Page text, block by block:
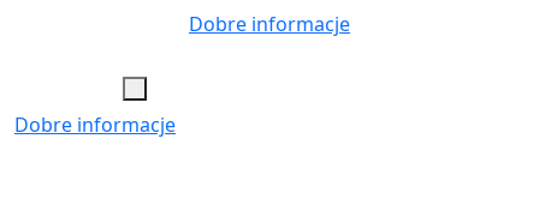
Dobre informacje
Dobre informacje